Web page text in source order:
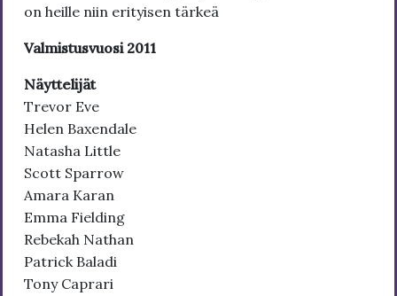
on heille niin erityisen tärkeä
Valmistusvuosi 2011
Näyttelijät
Trevor Eve
Helen Baxendale
Natasha Little
Scott Sparrow
Amara Karan
Emma Fielding
Rebekah Nathan
Patrick Baladi
Tony Caprari